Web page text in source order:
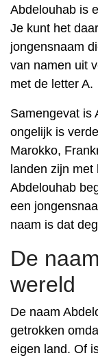
Abdelouhab is
Je kunt het
jongensnaam
van namen uit
met de letter A.
Samengevat is
ongelijk is
Marokko,
landen zijn
Abdelouhab
een
naam is dat
De
wereld
De naam
getrokken
eigen land. Of